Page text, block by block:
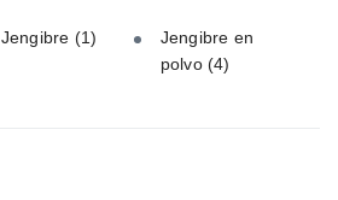
Jengibre (1)
Jengibre en
polvo(4)